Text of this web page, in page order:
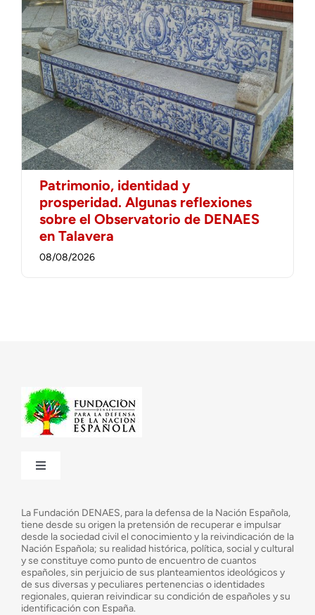
Patrimonio, identidad y
prosperidad. Algunas reflexiones
sobre el Observatorio de DENAES
en Talavera
08/08/2026
Toggle
¿Cuáles son nuestros objetivos?
Consejo Asesor
La Fundación DENAES, para la defensa de la Nación Española,
tiene desde su origen la pretensión de recuperar e impulsar
desde la sociedad civil el conocimiento y la reivindicación de la
Nación Española; su realidad histórica, política, social y cultural
y se constituye como punto de encuentro de cuantos
españoles, sin perjuicio de sus planteamientos ideológicos y
de sus diversas y peculiares pertenencias o identidades
regionales, quieran reivindicar su condición de españoles y su
identificación con España.